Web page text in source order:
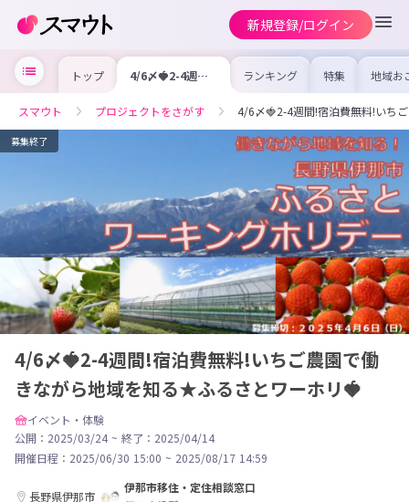
新規登録/ログイン
トップ 4/6〆🍓2-4週間!
宿泊費無料!いち
ら地域を知る★ふ
るさとワーホリ🍓
ランキング 特集 地域お
の求
を集め
事内容
を比較
合った
けよう
スマウト プロジェクトをさがす 4/6〆🍓2-4週間!宿泊費無料!いち
募集終了
4/6〆🍓2-4週間!宿泊費無料!いちご農園で働
きながら地域を知る★ふるさとワーホリ🍓
イベント・体験
公開：2025/03/24 ~ 終了：2025/04/14
開催日程： 2025/06/30 15:00 ~ 2025/08/17 14:59
長野県伊那市
伊那市移住・定住相談窓口